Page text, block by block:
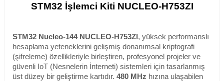
STM32 İşlemci Kiti NUCLEO-H753ZI
STM32 Nucleo-144 NUCLEO-H753ZI , yüksek performanslı
hesaplama yeteneklerini gelişmiş donanımsal kriptografi
(şifreleme) özellikleriyle birleştiren, profesyonel projeler ve
güvenli IoT (Nesnelerin İnterneti) sistemleri için tasarlanmış
üst düzey bir geliştirme kartıdır. 480 MHz hızına ulaşabilen